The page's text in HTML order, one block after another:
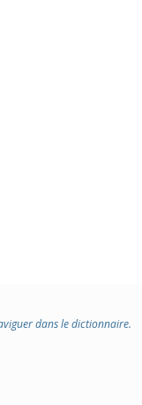
dans le dictionnaire.